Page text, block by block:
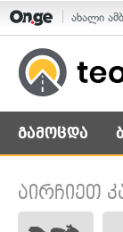
ახალი
გამოცდა
აირჩიეთ